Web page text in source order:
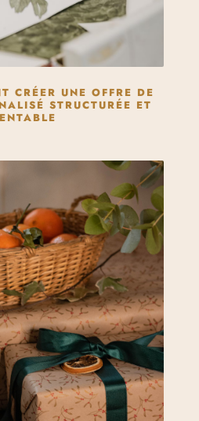
CRÉER UNE OFFRE DE
STRUCTURÉE ET